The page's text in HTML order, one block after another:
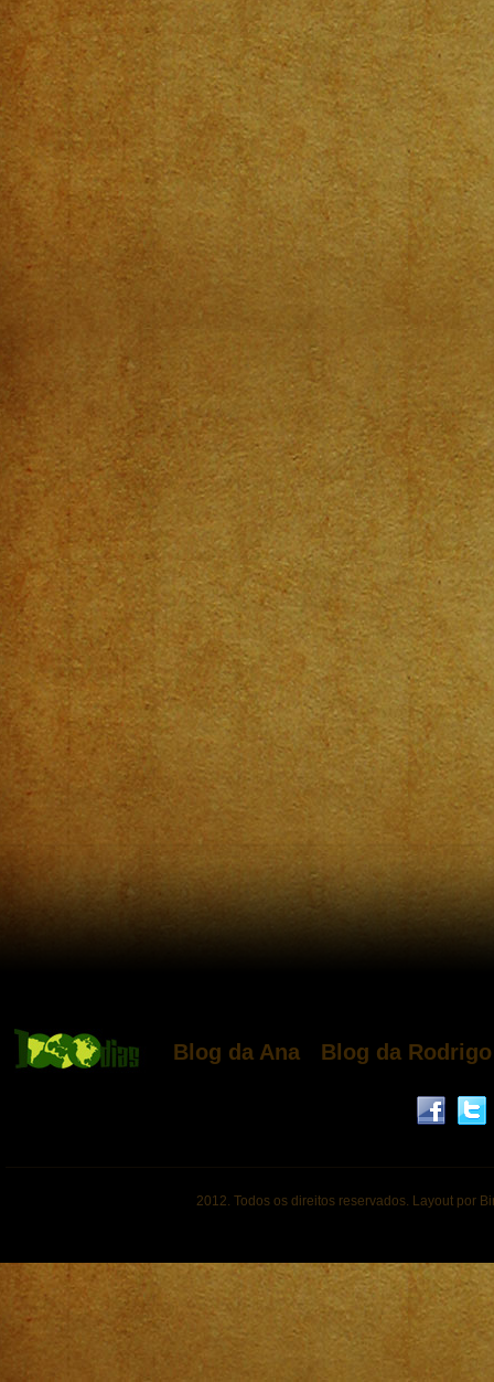
Blog da Ana Blog da Rodrigo
2012. Todos os direitos reservados. Layout por